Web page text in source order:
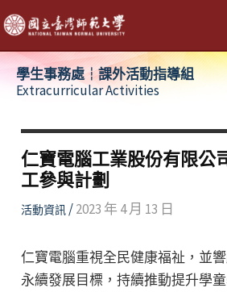
跳
至
主
學生事務處┆課外活動指導組
Extracurricular Activities
仁寶電腦工業股份有限公
工參與計劃
活動資訊/2023 年 4 月 13 日
仁寶電腦重視全民健康福祉，並響
永續發展目標，持續推動提升學